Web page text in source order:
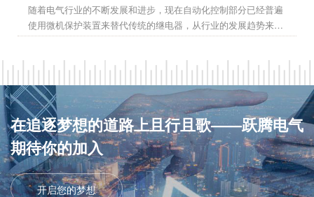
随着电气行业的不断发展和进步，现在自动化控制部分已经普遍
使用微机保护装置来替代传统的继电器，从行业的发展趋势来
看，微机保护装置是未来市场的必然，微机保护装置必然会取代
保护装置产品线也会越来越完善。
在追逐梦想的道路上且行且歌——跃腾电气
期待你的加入​​
开启您的梦想